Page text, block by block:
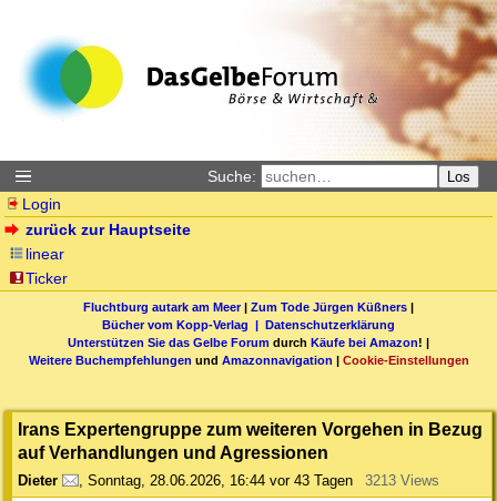
Suche: Los
Login
zurück zur Hauptseite
linear
Ticker
Fluchtburg autark am Meer| Zum Tode Jürgen Küßners |
Bücher vom Kopp-Verlag | Datenschutzerklärung
Unterstützen Sie das Gelbe Forum durch Käufe bei Amazon! |
Weitere Buchempfehlungen und Amazonnavigation | Cookie-Einstellungen
Irans Expertengruppe zum weiteren Vorgehen in Bezug
auf Verhandlungen und Agressionen
Dieter , Sonntag, 28.06.2026, 16:44 vor 43 Tagen 3213 Views